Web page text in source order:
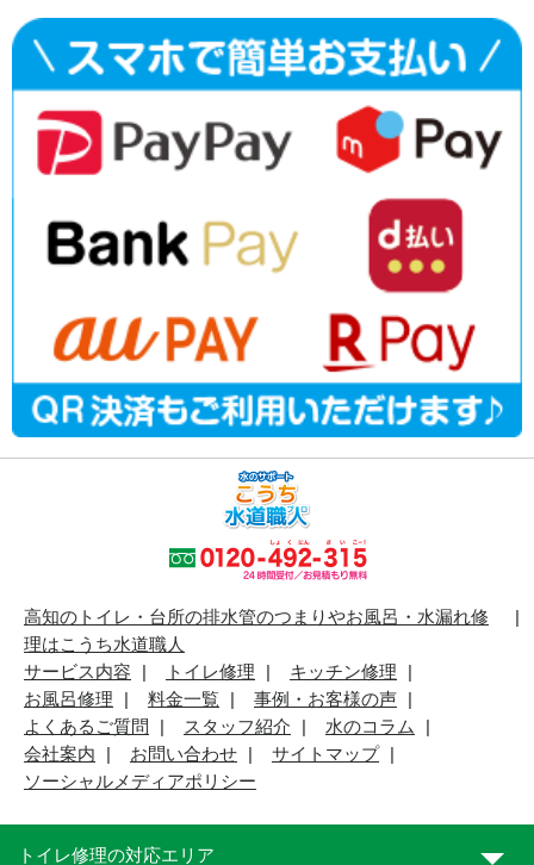
高知のトイレ・台所の排水管のつまりやお風呂・水漏れ修
理はこうち水道職人
サービス内容
トイレ修理
キッチン修理
お風呂修理
料金一覧
事例・お客様の声
よくあるご質問
スタッフ紹介
水のコラム
会社案内
お問い合わせ
サイトマップ
ソーシャルメディアポリシー
トイレ修理の対応エリア